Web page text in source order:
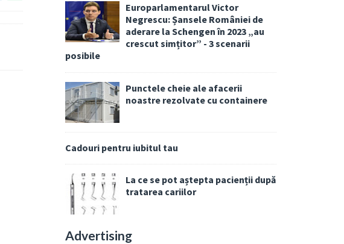
Europarlamentarul Victor
Negrescu: Șansele României de
aderare la Schengen în 2023 „au
crescut simțitor” - 3 scenarii
posibile
Punctele cheie ale afacerii
noastre rezolvate cu containere
Cadouri pentru iubitul tau
La ce se pot aștepta pacienții după
tratarea cariilor
Advertising